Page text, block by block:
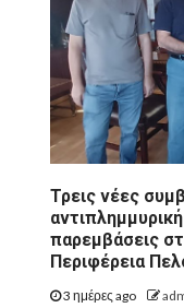
Τρεις νέες
παρεμβάσεις
Περιφέρεια
3 ημέρες ago